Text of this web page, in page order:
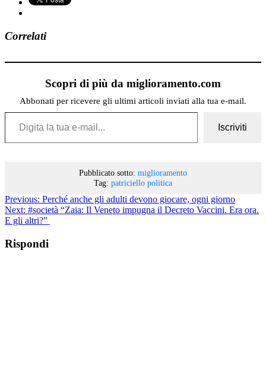
Correlati
Scopri di più da miglioramento.com
Abbonati per ricevere gli ultimi articoli inviati alla tua e-mail.
Digita la tua e-mail...
Iscriviti
Pubblicato sotto: miglioramento
Tag: patriciello politica
Previous: Perché anche gli adulti devono giocare, ogni giorno
Next: #società “Zaia: Il Veneto impugna il Decreto Vaccini. Era ora.
E gli altri?”
Rispondi